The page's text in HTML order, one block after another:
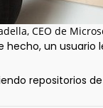
CEO de
hecho, un usuario
repositorios